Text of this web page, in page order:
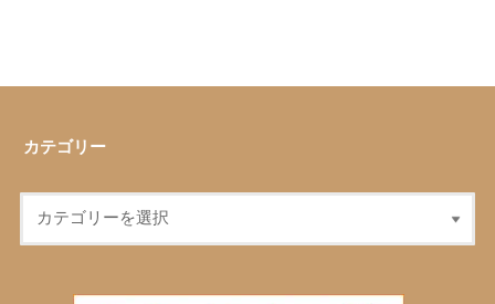
カテゴリー